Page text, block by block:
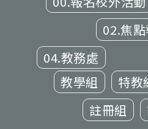
02.焦
04.教務處
教學組
特教
註冊組